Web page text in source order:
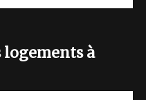
logements à